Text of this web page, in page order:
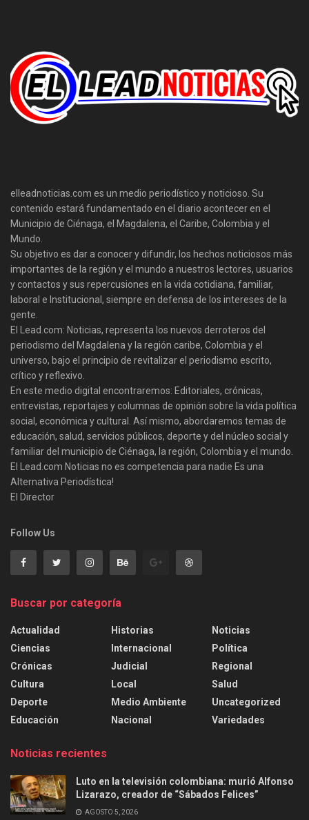
elleadnoticias.com es un medio periodístico y noticioso. Su
contenido estará fundamentado en el diario acontecer en el
Municipio de Ciénaga, el Magdalena, el Caribe, Colombia y el
Mundo.
Su objetivo es dar a conocer y difundir, los hechos noticiosos más
importantes de la región y el mundo a nuestros lectores, usuarios
y contactos y sus repercusiones en la vida cotidiana, familiar,
laboral e Institucional, siempre en defensa de los intereses de la
gente.
El Lead.com: Noticias, representa los nuevos derroteros del
periodismo del Magdalena y la región caribe, Colombia y el
universo, bajo el principio de revitalizar el periodismo escrito,
crítico y reflexivo.
En este medio digital encontraremos: Editoriales, crónicas,
entrevistas, reportajes y columnas de opinión sobre la vida política
social, económica y cultural. Así mismo, abordaremos temas de
educación, salud, servicios públicos, deporte y del núcleo social y
familiar del municipio de Ciénaga, la región, Colombia y el mundo.
El Lead.com Noticias no es competencia para nadie Es una
Alternativa Periodística!
El Director
Follow Us
Buscar por categoría
Actualidad
Ciencias
Crónicas
Cultura
Deporte
Educación
Historias
Internacional
Judicial
Local
Medio Ambiente
Nacional
Noticias
Política
Regional
Salud
Uncategorized
Variedades
Noticias recientes
Luto en la televisión colombiana: murió Alfonso
Lizarazo, creador de “Sábados Felices”
AGOSTO 5, 2026